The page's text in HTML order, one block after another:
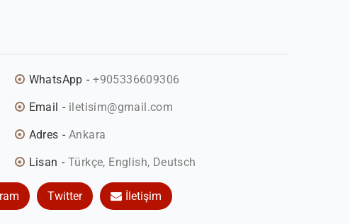
WhatsApp ‎+905336609306
Email iletisim@gmail.com
Adres Ankara
Lisan Türkçe, English, Deutsch
Twitter İletişim